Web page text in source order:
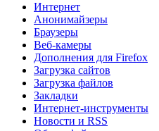
Интернет
Анонимайзеры
Браузеры
Веб-камеры
Дополнения для Firefox
Загрузка сайтов
Загрузка файлов
Закладки
Интернет-инструменты
Новости и RSS